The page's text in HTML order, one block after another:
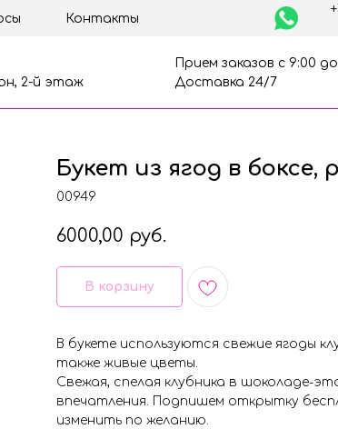
Контакты
Прием заказов с 9:00 до
Доставка 24/7
2-й этаж
Букет из ягод в боксе,
00949
6000,00 руб.
В корзину
В букете используются свежие ягоды
также живые цветы.
Свежая, спелая клубника в шоколаде-
впечатления. Подпишем открытку
изменить по желанию.